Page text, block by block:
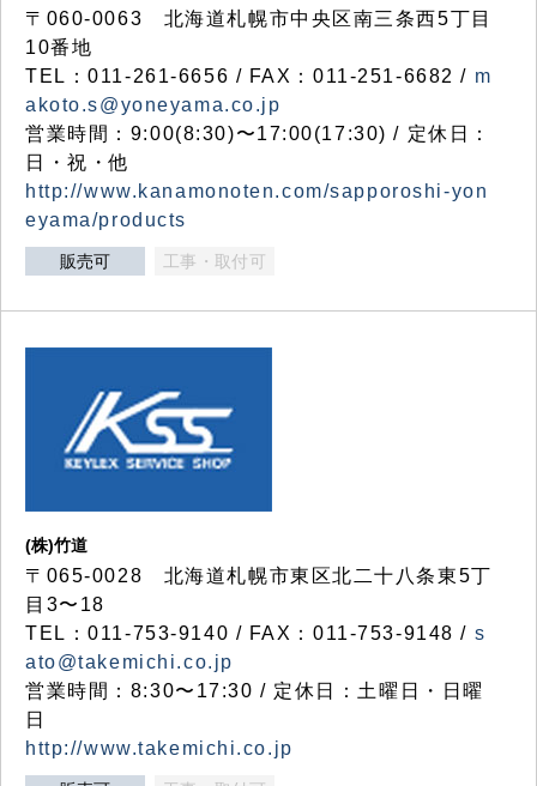
〒060-0063 北海道札幌市中央区南三条西5丁目
10番地
TEL：011-261-6656 / FAX：011-251-6682 / m
akoto.s@yoneyama.co.jp
営業時間：9:00(8:30)〜17:00(17:30) / 定休日：
日・祝・他
http://www.kanamonoten.com/sapporoshi-yon
eyama/products
販売可 工事・取付可
(株)竹道
〒065-0028 北海道札幌市東区北二十八条東5丁
目3〜18
TEL：011-753-9140 / FAX：011-753-9148 / s
ato@takemichi.co.jp
営業時間：8:30〜17:30 / 定休日：土曜日・日曜
日
http://www.takemichi.co.jp